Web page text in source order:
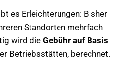
es Erleichterungen: Bisher
Standorten mehrfach
wird die Gebühr auf Basis
Betriebsstätten, berechnet.